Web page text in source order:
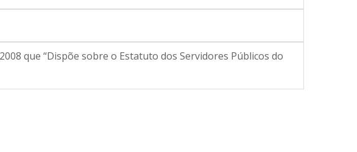
que “Dispõe sobre o Estatuto dos Servidores Públicos do